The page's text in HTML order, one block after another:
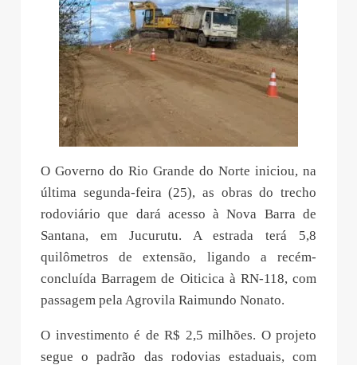
O Governo do Rio Grande do Norte iniciou, na
última segunda-feira (25), as obras do trecho
rodoviário que dará acesso à Nova Barra de
Santana, em Jucurutu. A estrada terá 5,8
quilômetros de extensão, ligando a recém-
concluída Barragem de Oiticica à RN-118, com
passagem pela Agrovila Raimundo Nonato.
O investimento é de R$ 2,5 milhões. O projeto
segue o padrão das rodovias estaduais, com